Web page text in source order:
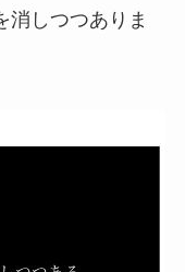
消しつつありま